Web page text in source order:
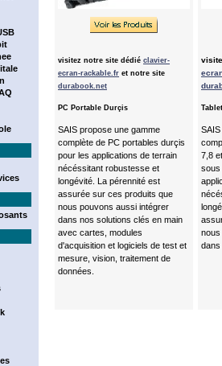
visitez notre site dédié clavier-
ecran-rackable.fr et notre site
durabook.net
PC Portable Durçis
SAIS propose une gamme
complète de PC portables durçis
pour les applications de terrain
nécéssitant robustesse et
longévité. La pérennité est
assurée sur ces produits que
nous pouvons aussi intégrer
dans nos solutions clés en main
avec cartes, modules
d'acquisition et logiciels de test et
mesure, vision, traitement de
données.
7,8
sous
nous